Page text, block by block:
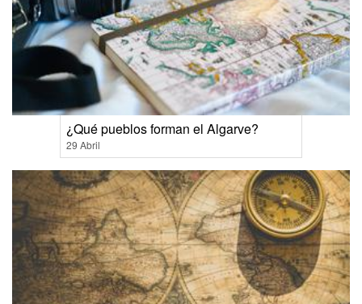
¿Qué pueblos forman el Algarve?
29 Abril